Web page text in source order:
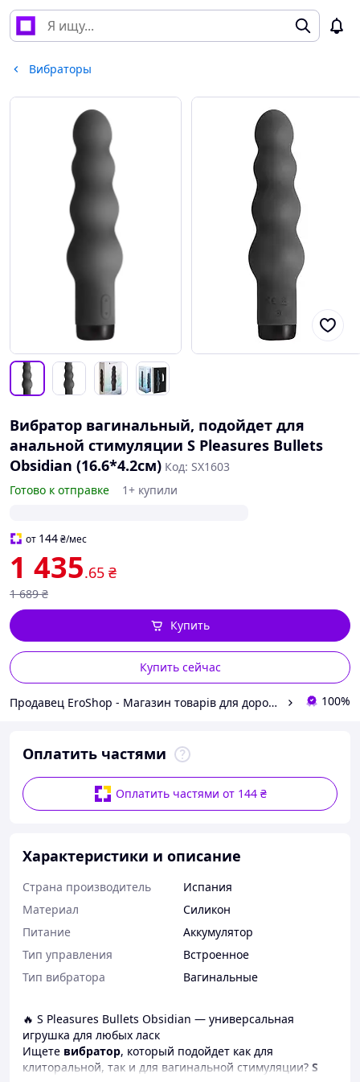
Вибраторы
Вибратор вагинальный, подойдет для
анальной стимуляции S Pleasures Bullets
Obsidian (16.6*4.2см) Код: SX1603
Готово к отправке
1+ купили
от 144₴/мес
1 435.65 ₴
1 689 ₴
Купить сейчас
Купить
Продавец EroShop - Магазин товарів для дорослих 100%
Оплатить частями
Оплатить частями от 144 ₴
Характеристики и описание
Страна производитель
Испания
Материал
Силикон
Питание
Аккумулятор
Тип управления
Встроенное
Тип вибратора
Вагинальные
🔥 S Pleasures Bullets Obsidian — универсальная
игрушка для любых ласк
Ищете вибратор, который подойдет как для
клиторальной, так и для вагинальной стимуляции? S